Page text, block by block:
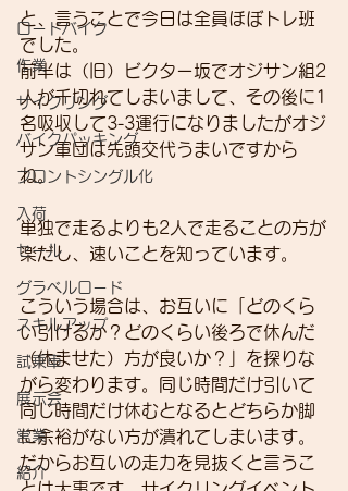
ロードバイク
作業
サイクリング
バイクパッキング
フロントシングル化
入荷
セール
グラベルロード
スキルアップ
試乗車
展示会
営業
紹介
と、言うことで今日は全員ほぼトレ班
でした。
前半は（旧）ビクター坂でオジサン組2
人が千切れてしまいまして、その後に1
名吸収して3-3運行になりましたがオジ
サン軍団は先頭交代うまいですから
ね。
単独で走るよりも2人で走ることの方が
楽だし、速いことを知っています。
こういう場合は、お互いに「どのくら
い引けるか？どのくらい後ろで休んだ
（休ませた）方が良いか？」を探りな
がら変わります。同じ時間だけ引いて
同じ時間だけ休むとなるとどちらか脚
に余裕がない方が潰れてしまいます。
だからお互いの走力を見抜くと言うこ